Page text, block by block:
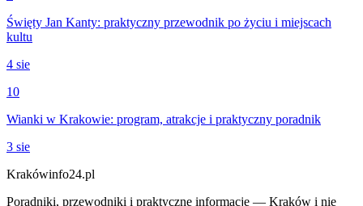
Święty Jan Kanty: praktyczny przewodnik po życiu i miejscach
kultu
4 sie
10
Wianki w Krakowie: program, atrakcje i praktyczny poradnik
3 sie
Krakówinfo24.pl
Poradniki, przewodniki i praktyczne informacje — Kraków i nie